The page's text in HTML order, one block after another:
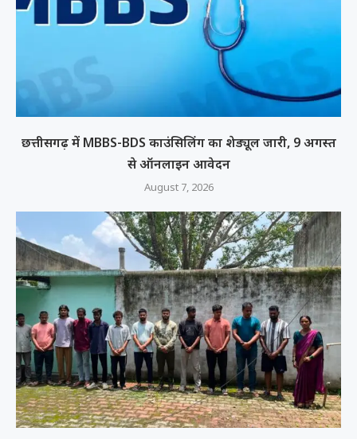
छत्तीसगढ़ में MBBS-BDS काउंसिलिंग का शेड्यूल जारी, 9 अगस्त
से ऑनलाइन आवेदन
August 7, 2026